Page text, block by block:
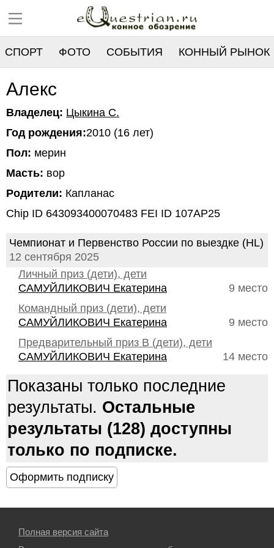
СПОРТ ФОТО СОБЫТИЯ КОННЫЙ РЫНОК
РЕЕСТР
Алекс
Владелец: Цыкина С.
Год рождения:2010 (16 лет)
Пол: мерин
Масть: вор
Родители: Капланас
Chip ID 643093400070483 FEI ID 107AP25
Чемпионат и Первенство России по выездке (HL)
12 сентября 2025
Личный приз (дети), дети
9 место
САМУЙЛИКОВИЧ Екатерина
Командный приз (дети), дети
9 место
САМУЙЛИКОВИЧ Екатерина
Предварительный приз В (дети), дети
14 место
САМУЙЛИКОВИЧ Екатерина
Показаны только последние
результаты. Остальные
результаты (128) доступны
только по подписке.
Полная версия сайта